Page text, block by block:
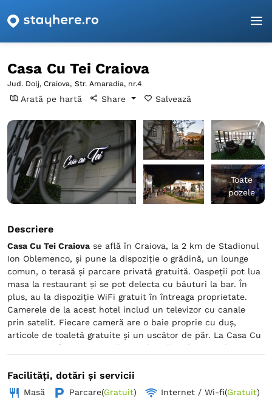
Pagina principală
Casa Cu Tei Craiova
Jud. Dolj, Craiova, Str. Amaradia, nr.4
Arată pe hartă Share Salvează
Toate
pozele
Descriere
Casa Cu Tei Craiova se află în Craiova, la 2 km de Stadionul
Ion Oblemenco, și pune la dispoziție o grădină, un lounge
comun, o terasă și parcare privată gratuită. Oaspeții pot lua
masa la restaurant și se pot delecta cu băuturi la bar. În
plus, au la dispoziție WiFi gratuit în întreaga proprietate.
Camerele de la acest hotel includ un televizor cu canale
prin satelit. Fiecare cameră are o baie proprie cu duș,
articole de toaletă gratuite și un uscător de păr. La Casa Cu
Tei Craiova, fiecare cameră este dotată cu lenjerie de pat și
dejun tip bufet sau continental. Aeroportul Internațional
Craiova se află la 7 km.
Facilități, dotări și servicii
Masă Parcare(Gratuit) Internet / Wi-fi(Gratuit)